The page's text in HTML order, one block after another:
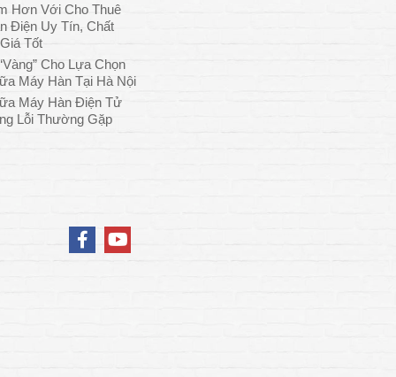
Hơn Với Cho Thuê
Điện Uy Tín, Chất
Tốt
Cho Lựa Chọn
Máy Hàn Tại Hà Nội
Máy Hàn Điện Tử
Lỗi Thường Gặp